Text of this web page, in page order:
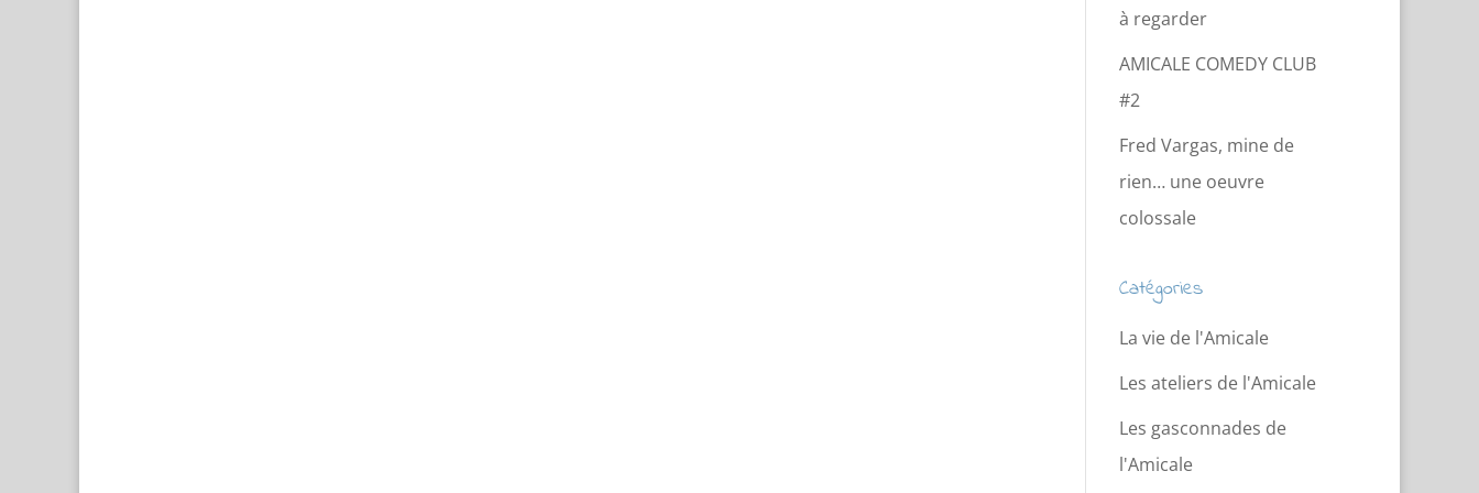
à regarder
AMICALE COMEDY CLUB
#2
Fred Vargas, mine de
rien… une oeuvre
colossale
Catégories
La vie de l'Amicale
Les ateliers de l'Amicale
Les gasconnades de
l'Amicale